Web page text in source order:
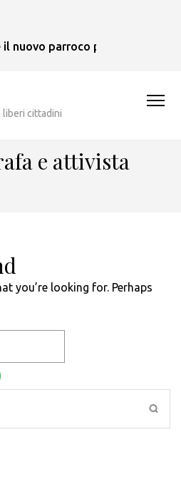
il nuovo parroco per Udine
liberi cittadini
e attivista
you’re looking for. Perhaps